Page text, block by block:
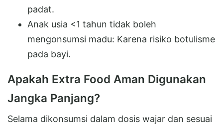
padat.
Anak usia <1 tahun tidak boleh
mengonsumsi madu: Karena risiko botulisme
pada bayi.
Apakah Extra Food Aman Digunakan
Jangka Panjang?
Selama dikonsumsi dalam dosis wajar dan sesuai